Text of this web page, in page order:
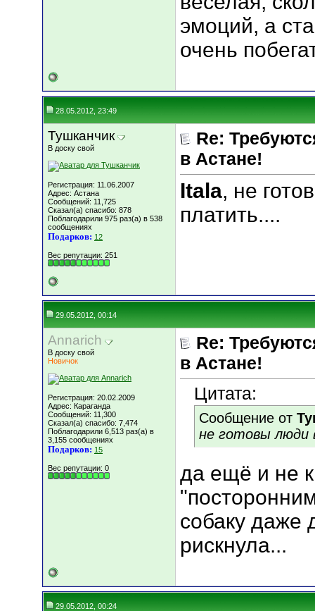
эмоций, а
очень
28.05.2012, 23:49
Тушканчик
В доску свой
Регистрация: 11.06.2007
Адрес: Астана
Сообщений: 11,725
Сказал(а) спасибо: 878
Поблагодарили 975 раз(а) в 538
сообщениях
Подарков: 12
Вес репутации: 251
Re:
в Астане!
Itala, не
платить....
29.05.2012, 00:14
Annarich
В доску свой
Новичок
Регистрация: 20.02.2009
Адрес: Караганда
Сообщений: 11,300
Сказал(а) спасибо: 7,474
Поблагодарили 6,513 раз(а) в
3,155 сообщениях
Подарков: 15
Вес репутации: 0
Re:
в Астане!
Цитата:
Сообщение от
не готовы люди
да ещё и не
собаку даже
рискнула...
29.05.2012, 00:24